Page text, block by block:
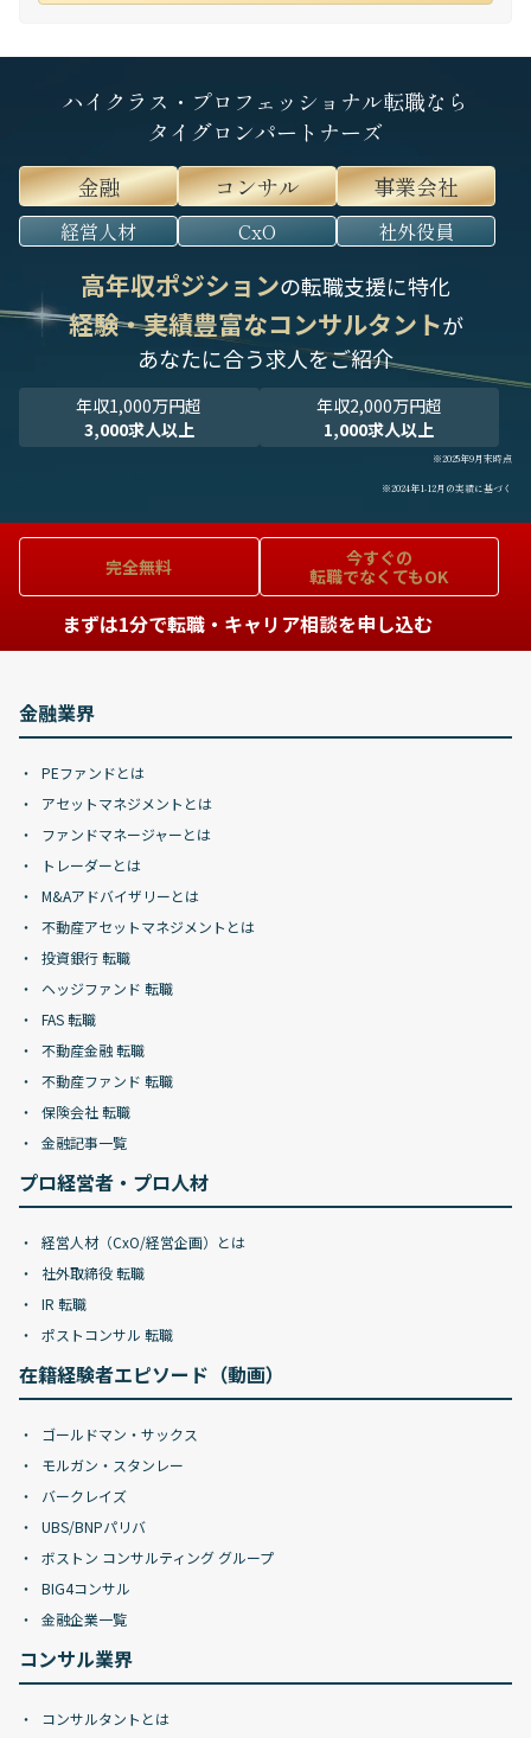
ハイクラス・プロフェッショナル転職なら
タイグロンパートナーズ
金融
コンサル 事業会社
経営人材 CxO 社外役員
高年収ポジションの転職支援に特化
経験・実績豊富なコンサルタントが
あなたに合う求人をご紹介
年収1,000万円超
3,000求人以上
年収2,000万円超
1,000求人以上
※2025年9月末時点
※2024年1-12月の実績に基づく
完全無料
今すぐの
転職でなくてもOK
まずは1分で転職・キャリア相談を申し込む
金融業界
PEファンドとは
アセットマネジメントとは
ファンドマネージャーとは
トレーダーとは
M&Aアドバイザリーとは
不動産アセットマネジメントとは
投資銀行 転職
ヘッジファンド 転職
FAS 転職
不動産金融 転職
不動産ファンド 転職
保険会社 転職
金融記事一覧
プロ経営者・プロ人材
経営人材（CxO/経営企画）とは
社外取締役 転職
IR 転職
ポストコンサル 転職
在籍経験者エピソード（動画）
ゴールドマン・サックス
モルガン・スタンレー
バークレイズ
UBS/BNPパリバ
ボストン コンサルティング グループ
BIG4コンサル
金融企業一覧
コンサル業界
コンサルタントとは